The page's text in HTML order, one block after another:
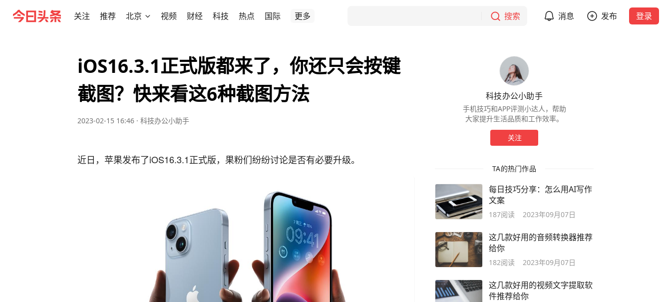
关注 推荐 北京 视频 财经 科技 热点 国际 更多 搜索 消息 发布 登录
iOS16.3.1正式版都来了，你还只会按键
截图？快来看这6种截图方法
2023-02-15 16:46 · 科技办公小助手
近日，苹果发布了iOS16.3.1正式版，果粉们纷纷讨论是否有必要升级。
科技办公小助手
手机技巧和APP评测小达人，帮助
大家提升生活品质和工作效率。
关注
TA的热门作品
每日技巧分享：怎么用AI写作
文案
187阅读 2023年09月07日
这几款好用的音频转换器推荐
给你
182阅读 2023年09月07日
这几款好用的视频文字提取软
件推荐给你